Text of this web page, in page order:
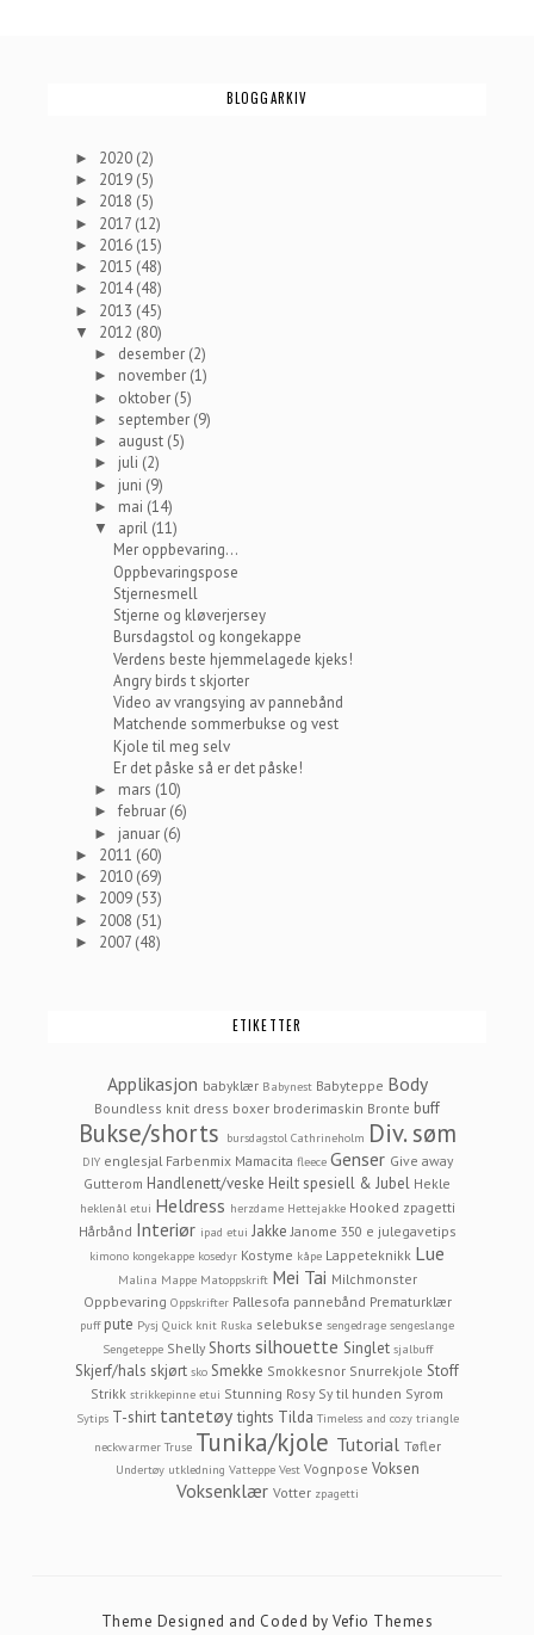
BLOGGARKIV
► 2020 (2)
► 2019 (5)
► 2018 (5)
► 2017 (12)
► 2016 (15)
► 2015 (48)
► 2014(48)
► 2013 (45)
▼ 2012 (80)
► desember (2)
► november (1)
► oktober (5)
► september (9)
► august (5)
► juli (2)
► juni (9)
► mai (14)
▼ april (11)
Mer oppbevaring...
Oppbevaringspose
Stjernesmell
Stjerne og kløverjersey
Bursdagstol og kongekappe
Verdens beste hjemmelagede kjeks!
Angry birds t skjorter
Video av vrangsying av pannebånd
Matchende sommerbukse og vest
Kjole til meg selv
Er det påske så er det påske!
► mars (10)
►februar (6)
► januar (6)
► 2011 (60)
► 2010 (69)
► 2009 (53)
► 2008 (51)
► 2007 (48)
ETIKETTER
Applikasjon babyklær Babynest Babyteppe Body
Boundless knit dress boxer broderimaskin Bronte buff
Bukse/shorts bursdagstol Cathrineholm Div. søm
DIY englesjal Farbenmix Mamacita fleece Genser Give away
Gutterom Handlenett/veske Heilt spesiell & Jubel Hekle
heklenål etui Heldress herzdame Hettejakke Hooked zpagetti
Hårbånd Interiør ipad etui Jakke Janome 350 e julegavetips
kimono kongekappe kosedyr Kostyme kåpe Lappeteknikk Lue
Malina Mappe Matoppskrift Mei Tai Milchmonster
Oppbevaring Oppskrifter Pallesofa pannebånd Prematurklær
puff pute Pysj Quick knit Ruska selebukse sengedrage sengeslange
Sengeteppe Shelly Shorts silhouette Singlet sjalbuff
Skjerf/hals skjørt sko Smekke Smokkesnor Snurrekjole Stoff
Strikk strikkepinne etui Stunning Rosy Sy til hunden Syrom
Sytips T-shirt tantetøy tights Tilda Timeless and cozy triangle
neckwarmer Truse Tunika/kjole Tutorial Tøfler
Undertøy utkledning Vatteppe Vest Vognpose Voksen
Voksenklær Votter zpagetti
Theme Designed and Coded byVefio Themes